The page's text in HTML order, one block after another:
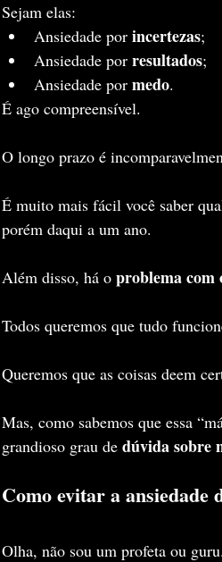
Sejam elas:
Ansiedade por incertezas;
Ansiedade por resultados;
Ansiedade por medo.
É ago compreensível.
O longo prazo é
É muito mais fácil você saber
porém daqui a um ano.
Além disso, há o problema com
Todos queremos que tudo
Queremos que as coisas deem
Mas, como sabemos que essa
grandioso grau de dúvida sobre
Como evitar a ansiedade
Olha, não sou um profeta ou guru.